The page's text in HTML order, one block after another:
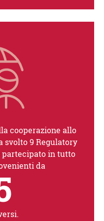
coopera­zione allo
svolto 9 Regulatory
partecipato in tutto
da